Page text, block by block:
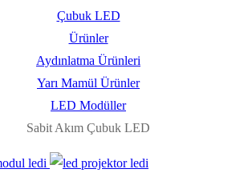
Çubuk LED
Ürünler
Aydınlatma Ürünleri
Yarı Mamül Ürünler
LED Modüller
Sabit Akım Çubuk LED